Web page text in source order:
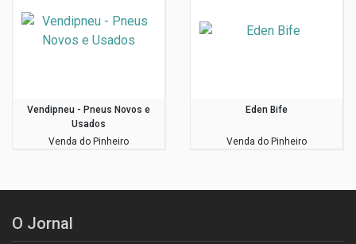
Vendipneu - Pneus Novos e
Usados
Venda do Pinheiro
Eden Bife
Venda do Pinheiro
O Jornal